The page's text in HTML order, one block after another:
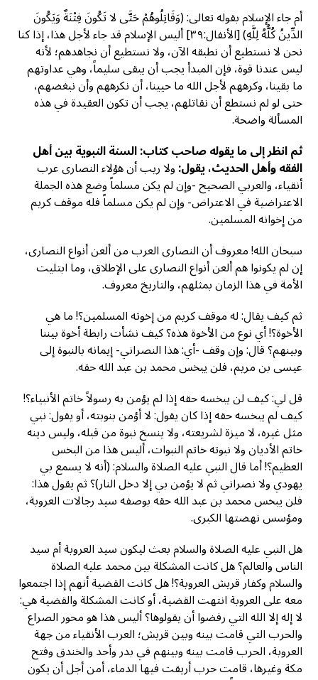
أم جاء الإسلام بقوله تعالى: (وَقَاتِلُوهُمْ حَتَّى لا تَكُونَ فِتْنَةٌ وَيَكُونَ
الدِّينُ كُلُّهُ لِلَّهِ) [الأنفال:٣٩] أليس الإسلام قد جاء لأجل هذا، إذا كنا
نحن لا نستطيع أن نطبقه الآن، ولا نستطيع أن نجاهدهم؛ لأنه
ليس عندنا قوة، فإن المبدأ يجب أن يبقى سليماً، وهي عداوتهم
ما بقينا، وكرههم لأجل الله ما حيينا، أن نكرههم وأن نبغضهم،
حتى لو لم نستطع أن نقاتلهم، يجب أن تكون العقيدة في هذه
المسألة واضحة.
ثم انظر إلى ما يقوله صاحب كتاب: السنة النبوية بين أهل
الفقه وأهل الحديث، يقول:ولا ريب أن هؤلاء النصارى عرب
أنقياء، والعربي الصحيح -وإن لم يكن مسلماً وضع هذه الجملة
الاعتراضية في الاعتراض- وإن لم يكن مسلماً فله موقف كريم
من إخوانه المسلمين.
سبحان الله! معروف أن النصارى العرب من ألعن أنواع النصارى،
إن لم يكونوا هم ألعن أنواع النصارى على الإطلاق، وما ابتليت
الأمة في هذا الزمان بمثلهم، والتاريخ معروف.
ثم كيف يقال: له موقف كريم من إخوته المسلمين؟! ما هي
الأخوة؟! أي نوع من الأخوة هذه؟ كيف نشأت رابطة أخوة بيننا
وبينهم؟ قال: وإن وقف -أي: هذا النصراني- إيمانه بالنبوة إلى
عيسى بن مريم، فلن يبخس محمد بن عبد الله حقه.
قل لي: كيف لن يبخسه حقه إذا لم يؤمن به رسولاً خاتم الأنبياء؟!
كيف لم يبخسه حقه إذا كان يقول: لا أؤمن بنوبته، أو يقول: نبي
مثل غيره، لا ميزة لشريعته، ولا ينسخ نبوة من قبله، وليس دينه
خاتم الأديان ولا نبوته خاتم النبوات، أليس هذا من البخس
العظيم؟! أما قال النبي عليه الصلاة والسلام: (أنه لا يسمع بي
يهودي ولا نصراني ثم لا يؤمن بي إلا دخل النار)؟ ثم يقول هذا:
فلن يبخس محمد بن عبد الله حقه بوصفه سيد رجالات العروبة،
ومؤسس نهضتها الكبرى.
هل النبي عليه الصلاة والسلام بعث ليكون سيد العروبة أم سيد
الناس والعالم؟ هل كانت المشكلة بين محمد عليه الصلاة
والسلام وكفار قريش العروبة؟! هل كانت القضية أنهم إذا اجتمعوا
معه على العروبة انتهت القضية، أو كانت المشكلة والقضية هي:
لا إله إلا الله التي رفضوا أن يقولوها؟ أليس هذا هو محور الصراع
والحرب التي قامت بينه وبين قريش؛ العرب الأنقياء من جهة
العروبة، الحرب قامت بينه وبينهم في بدر وأحد والخندق وفتح
مكة وغيرها، قامت حرب أريقت فيها الدماء، أمن أجل أن يكون